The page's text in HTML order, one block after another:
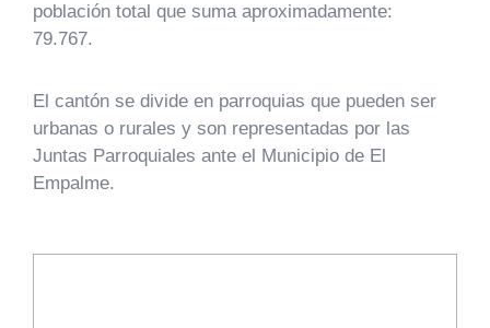
población total que suma aproximadamente:
79.767.
El cantón se divide en parroquias que pueden ser
urbanas o rurales y son representadas por las
Juntas Parroquiales ante el Municipio de El
Empalme.